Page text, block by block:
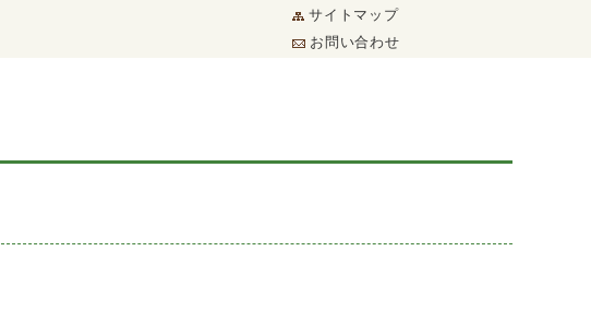
サイトマップ
お問い合わせ